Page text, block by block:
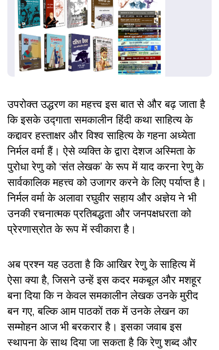
उपरोक्त उद्धरण का महत्त्व इस बात से और बढ़ जाता है
कि इसके उद्गाता समकालीन हिंदी कथा साहित्य के
कद्दावर हस्ताक्षर और विश्व साहित्य के गहना अध्येता
निर्मल वर्मा हैं। ऐसे व्यक्ति के द्वारा देशज अस्मिता के
पुरोधा रेणु को ‘संत लेखक’ के रूप में याद करना रेणु के
सार्वकालिक महत्त्व को उजागर करने के लिए पर्याप्त है।
निर्मल वर्मा के अलावा रघुवीर सहाय और अज्ञेय ने भी
उनकी रचनात्मक प्रतिबद्धता और जनपक्षधरता को
प्रेरणास्रोत के रूप में स्वीकारा है।
अब प्रश्न यह उठता है कि आखिर रेणु के साहित्य में
ऐसा क्या है, जिसने उन्हें इस कदर मकबूल और मशहूर
बना दिया कि न केवल समकालीन लेखक उनके मुरीद
बन गए, बल्कि आम पाठकों तक में उनके लेखन का
सम्मोहन आज भी बरकरार है। इसका जवाब इस
स्थापना के साथ दिया जा सकता है कि रेणु शब्द और